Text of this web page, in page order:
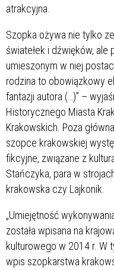
atrakcyjna.
Szopka ożywa nie tylko
światełek i dźwięków,
umieszonym w niej
rodzina to obowiązkowy
fantazji autora (…)” –
Historycznego Miasta
Krakowskich. Poza
szopce krakowskiej
fikcyjne, związane z
Stańczyka, para w
krakowska czy Lajkonik.
„Umiejętność
została wpisana na
kulturowego w 2014 r. W
wpis szopkarstwa